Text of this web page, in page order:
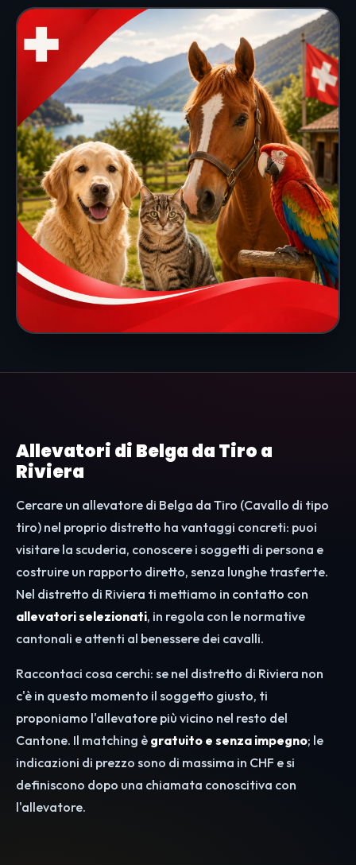
Allevatori di Belga da Tiro a
Riviera
Cercare un allevatore di Belga da Tiro (Cavallo di tipo
tiro) nel proprio distretto ha vantaggi concreti: puoi
visitare la scuderia, conoscere i soggetti di persona e
costruire un rapporto diretto, senza lunghe trasferte.
Nel distretto di Riviera ti mettiamo in contatto con
allevatori selezionati, in regola con le normative
cantonali e attenti al benessere dei cavalli.
Raccontaci cosa cerchi: se nel distretto di Riviera non
c'è in questo momento il soggetto giusto, ti
proponiamo l'allevatore più vicino nel resto del
Cantone. Il matching è gratuito e senza impegno; le
indicazioni di prezzo sono di massima in CHF e si
definiscono dopo una chiamata conoscitiva con
l'allevatore.